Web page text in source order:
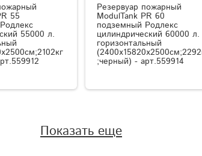
55
55000 л.
Резервуар пожарный
ModulTank PR 60
подземный Родлекс
цилиндрический 60000 л.
горизонтальный
;черный) - арт.559914
Показать еще